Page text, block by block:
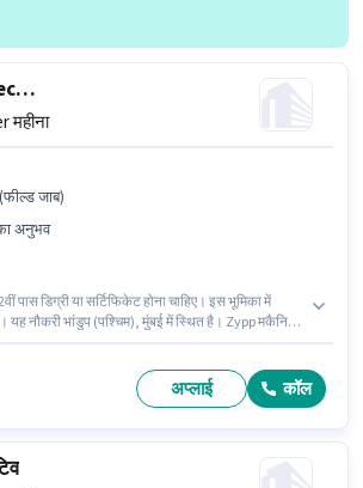
2-Wheeler EV Mechanic
महीना
जाब)
अनुभव
डिग्री या सर्टिफिकेट होना चाहिए। इस भूमिका में
यह नौकरी भांडुप (पश्चिम), मुंबई में स्थित है। Zypp मकैनिक
उपयुक्त है। आप प्रति माह ₹35000 तक कमा सकते हैं।
अप्लाई कॉल